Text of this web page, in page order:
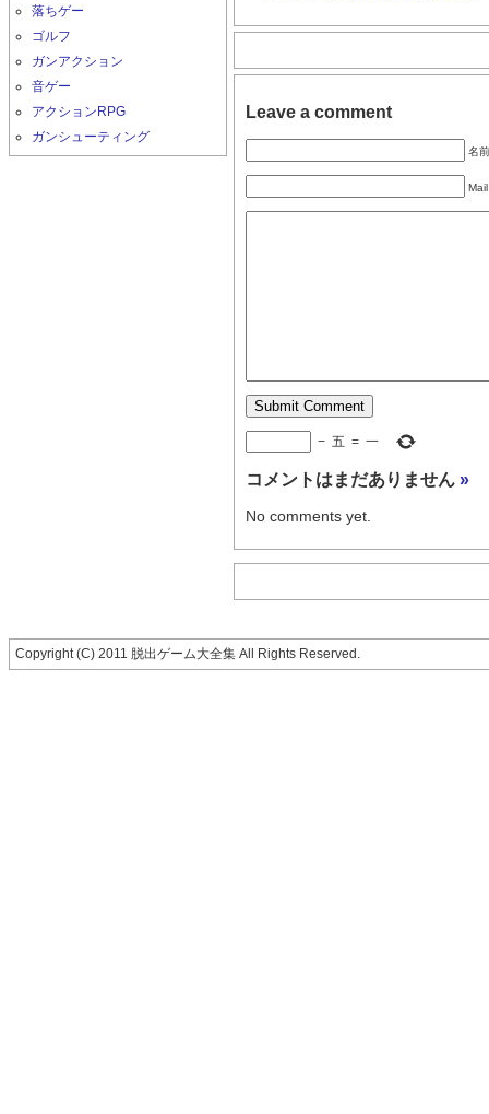
Leave a comment
名
− 五 = 一
コメントはまだありません »
No comments yet.
落ちゲー
ゴルフ
ガンアクション
音ゲー
アクションRPG
ガンシューティング
Copyright (C) 2011 脱出ゲーム大全集 All Rights Reserved.